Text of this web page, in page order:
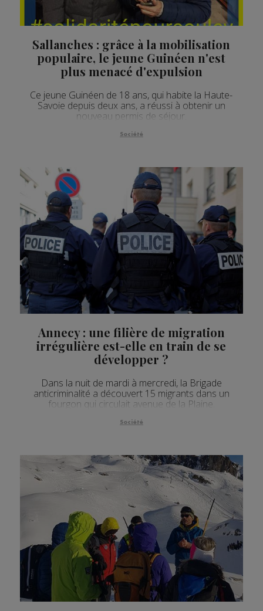
Sallanches : grâce à la mobilisation
populaire, le jeune Guinéen n'est
plus menacé d'expulsion
Ce jeune Guinéen de 18 ans, qui habite la Haute-
Savoie depuis deux ans, a réussi à obtenir un
nouveau permis de séjour.
Société
Annecy : une filière de migration
irrégulière est-elle en train de se
développer ?
Dans la nuit de mardi à mercredi, la Brigade
anticriminalité a découvert 15 migrants dans un
fourgon qui circulait avenue de la Plaine.
Société